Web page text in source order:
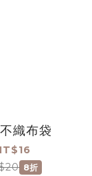
織布袋
8折